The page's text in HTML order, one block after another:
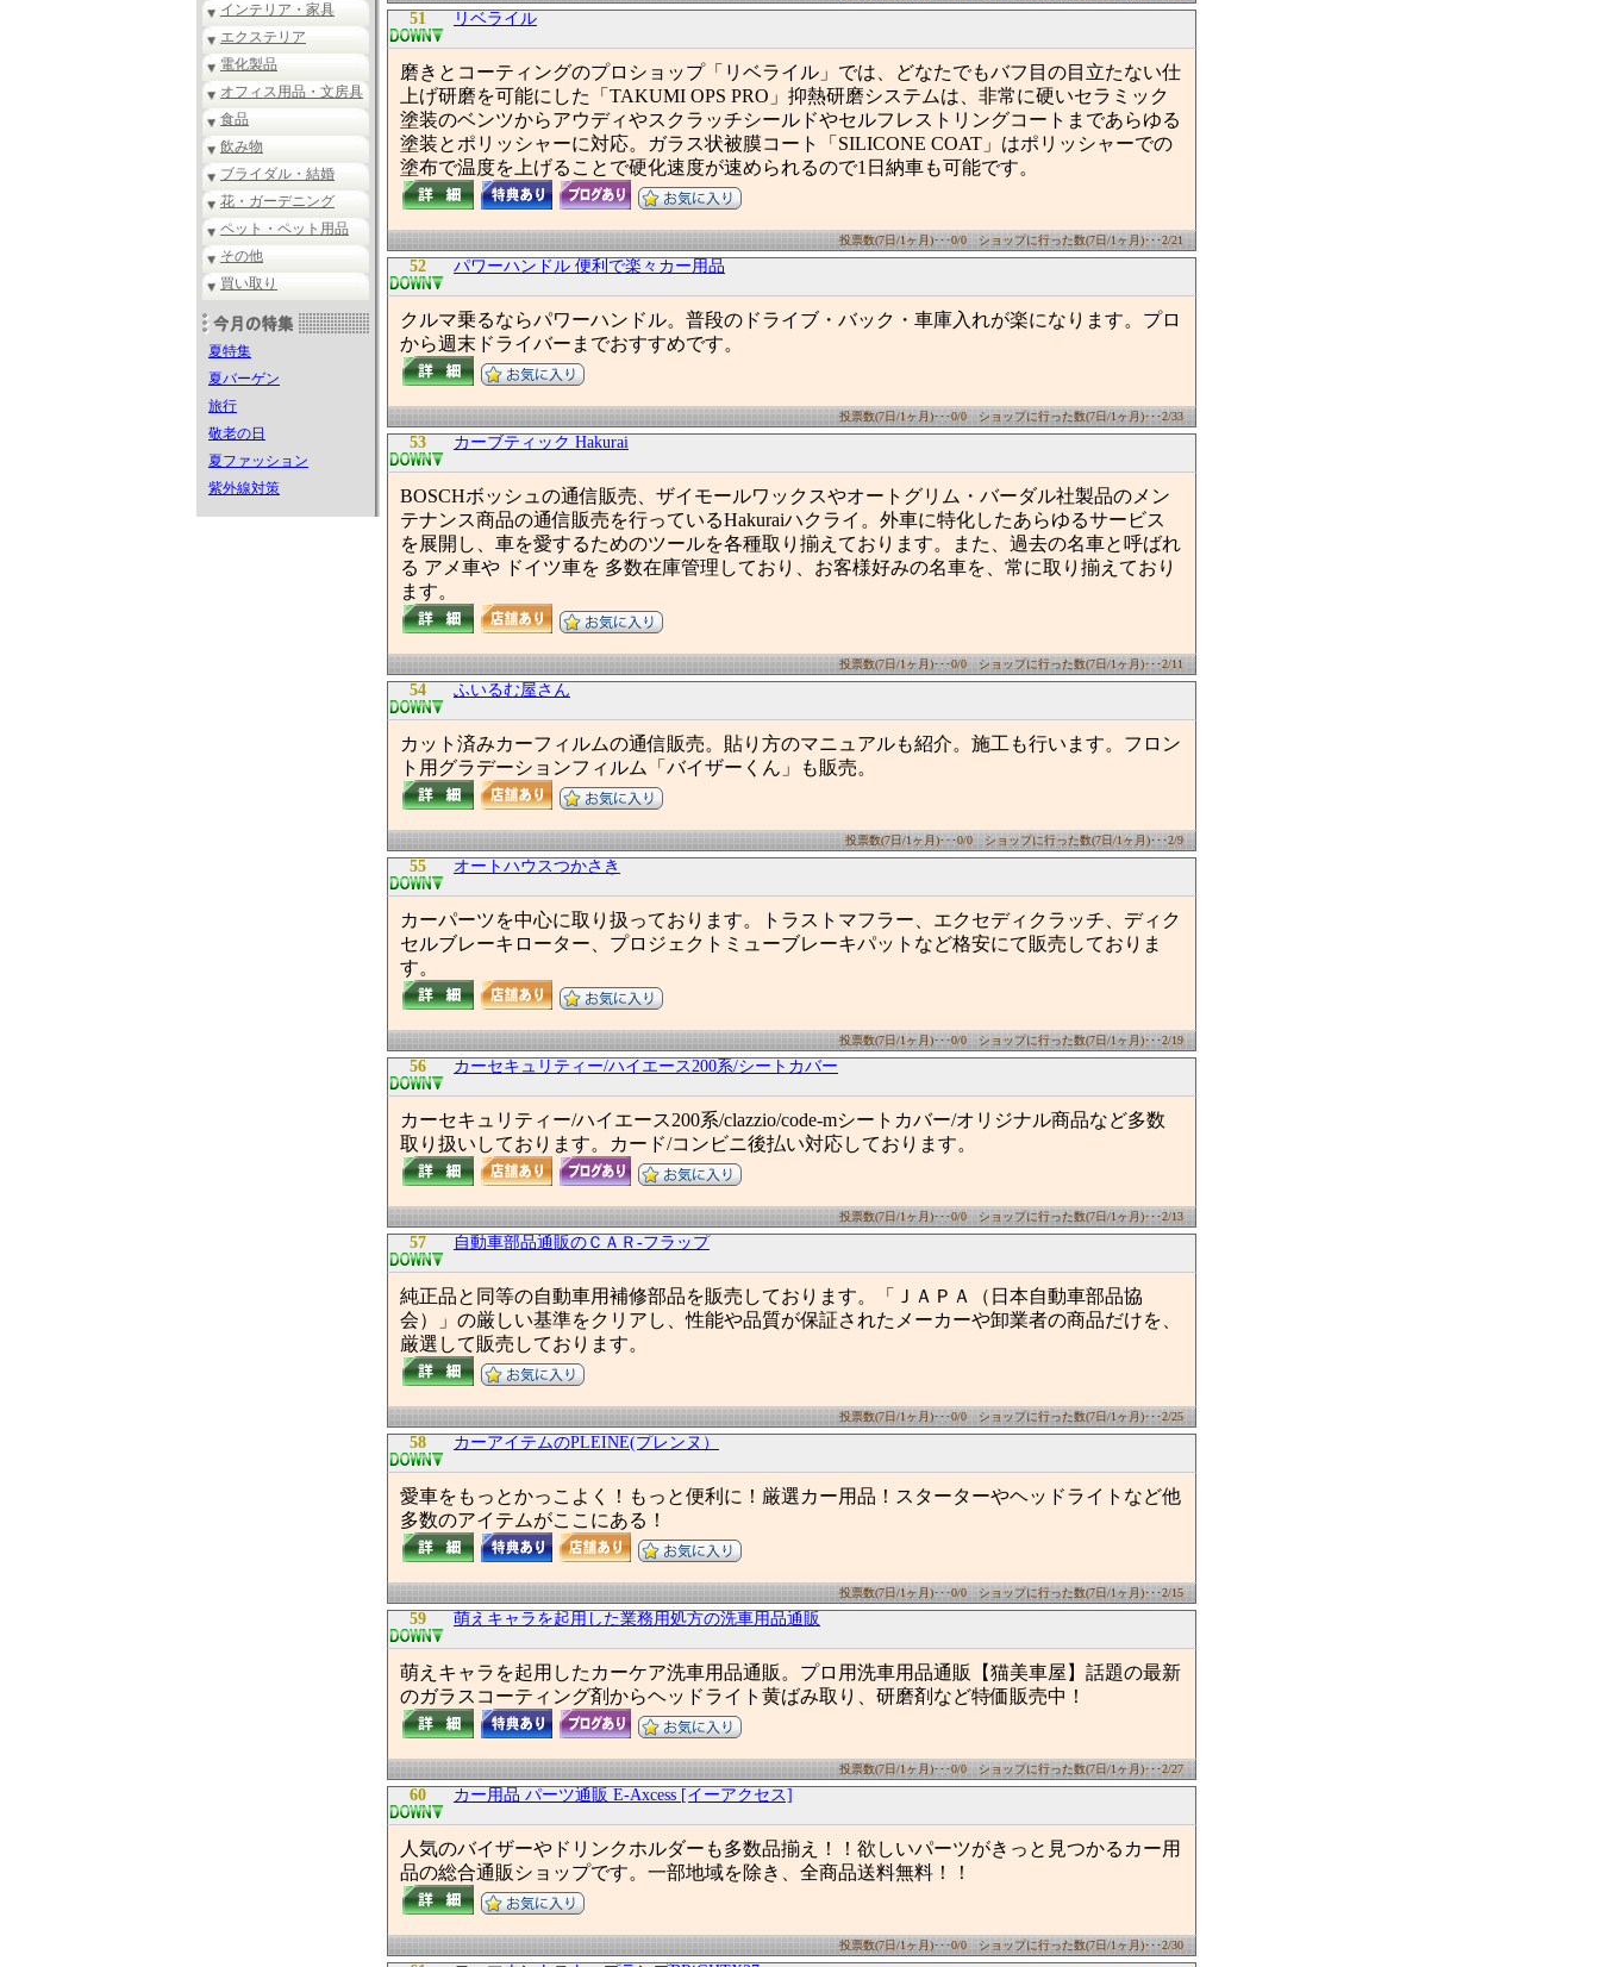
インテリア・家具
エクステリア
電化製品
オフィス用品・文房具
食品
飲み物
ブライダル・結婚
花・ガーデニング
ペット・ペット用品
その他
買い取り
夏特集
夏バーゲン
旅行
敬老の日
夏ファッション
紫外線対策
51 リベライル
磨きとコーティングのプロショップ「リベライル」では、どなたでもバフ目の目立たない仕
上げ研磨を可能にした「TAKUMI OPS PRO」抑熱研磨システムは、非常に硬いセラミック
塗装のベンツからアウディやスクラッチシールドやセルフレストリングコートまであらゆる
塗装とポリッシャーに対応。ガラス状被膜コート「SILICONE COAT」はポリッシャーでの
塗布で温度を上げることで硬化速度が速められるので1日納車も可能です。
投票数(7日/1ヶ月)･･･0/0 ショップに行った数(7日/1ヶ月)･･･2/21
52 パワーハンドル 便利で楽々カー用品
クルマ乗るならパワーハンドル。普段のドライブ・バック・車庫入れが楽になります。プロ
から週末ドライバーまでおすすめです。
投票数(7日/1ヶ月)･･･0/0 ショップに行った数(7日/1ヶ月)･･･2/33
53 カーブティック Hakurai
BOSCHボッシュの通信販売、ザイモールワックスやオートグリム・バーダル社製品のメン
テナンス商品の通信販売を行っているHakuraiハクライ。外車に特化したあらゆるサービス
を展開し、車を愛するためのツールを各種取り揃えております。また、過去の名車と呼ばれ
る アメ車や ドイツ車を 多数在庫管理しており、お客様好みの名車を、常に取り揃えており
ます。
投票数(7日/1ヶ月)･･･0/0 ショップに行った数(7日/1ヶ月)･･･2/11
54 ふいるむ屋さん
カット済みカーフィルムの通信販売。貼り方のマニュアルも紹介。施工も行います。フロン
ト用グラデーションフィルム「バイザーくん」も販売。
投票数(7日/1ヶ月)･･･0/0 ショップに行った数(7日/1ヶ月)･･･2/9
55 オートハウスつかさき
カーパーツを中心に取り扱っております。トラストマフラー、エクセディクラッチ、ディク
セルブレーキローター、プロジェクトミューブレーキパットなど格安にて販売しておりま
す。
投票数(7日/1ヶ月)･･･0/0 ショップに行った数(7日/1ヶ月)･･･2/19
56 カーセキュリティー/ハイエース200系/シートカバー
カーセキュリティー/ハイエース200系/clazzio/code-mシートカバー/オリジナル商品など多数
取り扱いしております。カード/コンビニ後払い対応しております。
投票数(7日/1ヶ月)･･･0/0 ショップに行った数(7日/1ヶ月)･･･2/13
57 自動車部品通販のＣＡＲ-フラップ
純正品と同等の自動車用補修部品を販売しております。「ＪＡＰＡ（日本自動車部品協
会）」の厳しい基準をクリアし、性能や品質が保証されたメーカーや卸業者の商品だけを、
厳選して販売しております。
投票数(7日/1ヶ月)･･･0/0 ショップに行った数(7日/1ヶ月)･･･2/25
58 カーアイテムのPLEINE(プレンヌ）
愛車をもっとかっこよく！もっと便利に！厳選カー用品！スターターやヘッドライトなど他
多数のアイテムがここにある！
投票数(7日/1ヶ月)･･･0/0 ショップに行った数(7日/1ヶ月)･･･2/15
59 萌えキャラを起用した業務用処方の洗車用品通販
萌えキャラを起用したカーケア洗車用品通販。プロ用洗車用品通販【猫美車屋】話題の最新
のガラスコーティング剤からヘッドライト黄ばみ取り、研磨剤など特価販売中！
投票数(7日/1ヶ月)･･･0/0 ショップに行った数(7日/1ヶ月)･･･2/27
60 カー用品 パーツ通販 E-Axcess [イーアクセス]
人気のバイザーやドリンクホルダーも多数品揃え！！欲しいパーツがきっと見つかるカー用
品の総合通販ショップです。一部地域を除き、全商品送料無料！！
投票数(7日/1ヶ月)･･･0/0 ショップに行った数(7日/1ヶ月)･･･2/30